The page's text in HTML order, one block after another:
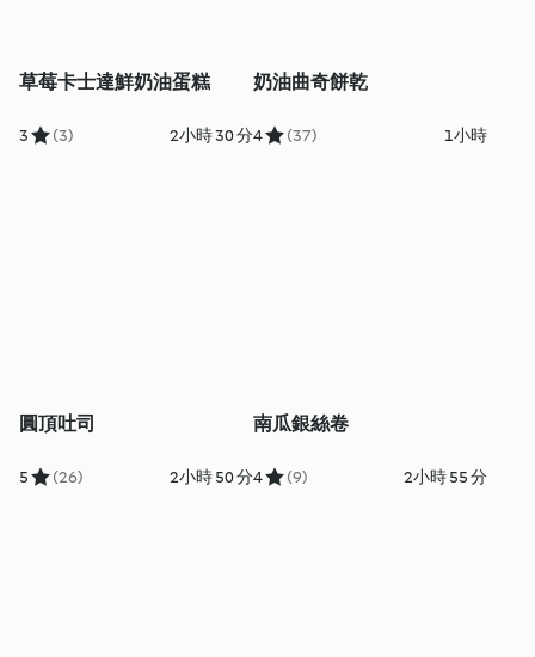
草莓卡士達鮮奶油蛋糕
3 (3) 2小時 30 分
奶油曲奇餅乾
4 (37) 1小時
圓頂吐司
5 (26) 2小時 50 分
南瓜銀絲卷
4 (9) 2小時 55 分